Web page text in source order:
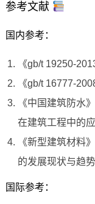
参考文献
国内参考：
《gb/t 19250-
《gb/t 16777-
《中国建筑防水
在建筑工程中的应
《新型建筑材料
的发展现状与趋势
国际参考：